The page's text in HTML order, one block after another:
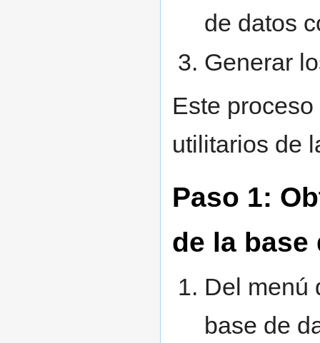
de datos
Generar
Este
utilitarios de
Paso 1:
de la base
Del menú
base de